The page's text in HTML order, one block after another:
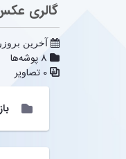
گالری
آخرین
8 پوشه‌ها
0 تصاویر